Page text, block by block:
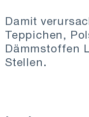
Damit
Teppichen,
Dämmstoffen
Stellen.